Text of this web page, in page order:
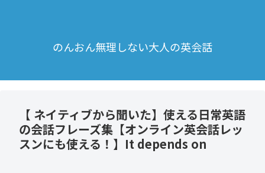
のんおん無理しない大人の英会話
【 ネイティブから聞いた】使える日常英語
の会話フレーズ集【オンライン英会話レッ
スンにも使える！】It depends on